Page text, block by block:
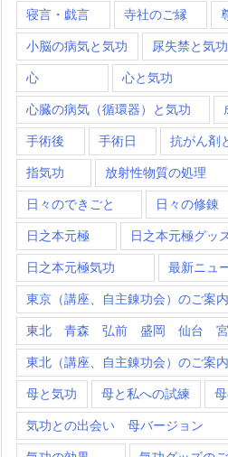
寝言・戯言 寺社のご縁
小脳の病気と気功 尿失禁と気功
心 心と気功
心臓の病気（循環器）と気功
手術後 手術日 抗がん剤
指気功 放射性物質の処理
日々のできごと 日々の修錬
日之本元極 日之本元極グッ
日之本元極気功 最新ニュ
東京（講座、自主錬功会）のご案内
東北 青森 弘前 盛岡 仙台 宮
東北（講座、自主錬功会）のご案内
母と気功 母と私への試練
気功との出会い 母バージョン